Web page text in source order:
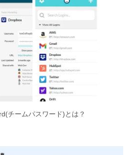
チームパスワード)とは？